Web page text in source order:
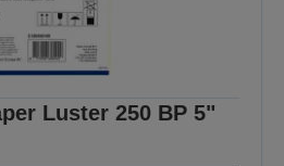
Luster 250 BP 5"